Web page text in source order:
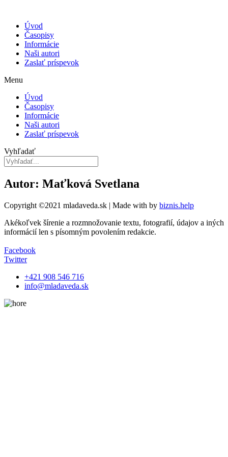
Úvod
Časopisy
Informácie
Naši autori
Zaslať príspevok
Menu
Úvod
Časopisy
Informácie
Naši autori
Zaslať príspevok
Vyhľadať
Autor: Maťková Svetlana
Copyright ©2021 mladaveda.sk | Made with by biznis.help
Akékoľvek šírenie a rozmnožovanie textu, fotografií, údajov a iných
informácií len s písomným povolením redakcie.
Facebook
Twitter
+421 908 546 716
info@mladaveda.sk